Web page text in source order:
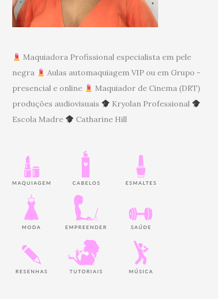
Maquiadora Profissional especialista em pele
negra
Aulas automaquiagem VIP ou em Grupo -
presencial e online
Maquiador de Cinema (DRT)
produções audiovisuais
Kryolan Professional
Escola Madre
Catharine Hill